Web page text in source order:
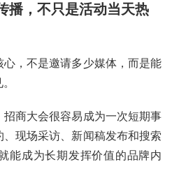
播，不只是活动当天热
，不是邀请多少媒体，而是能
商大会很容易成为一次短期事
现场采访、新闻稿发布和搜索
能成为长期发挥价值的品牌内